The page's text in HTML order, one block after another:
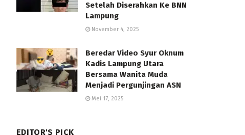
Setelah Diserahkan Ke BNN
Lampung
November 4, 2025
Beredar Video Syur Oknum
Kadis Lampung Utara
Bersama Wanita Muda
Menjadi Pergunjingan ASN
Mei 17, 2025
EDITOR'S PICK